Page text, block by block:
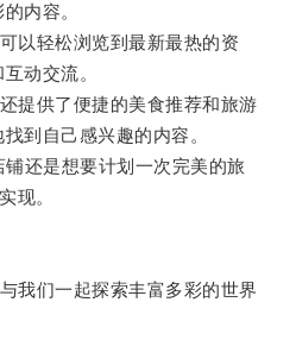
内容。
轻松浏览到最新最热的资
动交流。
供了便捷的美食推荐和旅游
到自己感兴趣的内容。
还是想要计划一次完美的旅
现。
们一起探索丰富多彩的世界